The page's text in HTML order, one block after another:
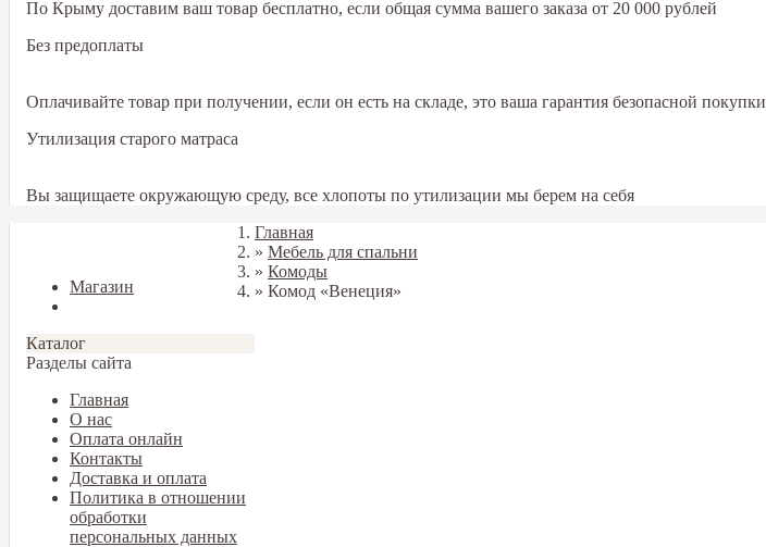
По Крыму доставим ваш товар бесплатно, если общая сумма вашего заказа от 20 000 рублей
Без предоплаты
Оплачивайте товар при получении, если он есть на складе, это ваша гарантия безопасной покупки
Утилизация старого матраса
Вы защищаете окружающую среду, все хлопоты по утилизации мы берем на себя
Магазин
Каталог
Разделы сайта
Главная
О нас
Оплата онлайн
Контакты
Доставка и оплата
Политика в отношении
обработки
персональных данных
Главная
» Мебель для спальни
» Комоды
» Комод «Венеция»